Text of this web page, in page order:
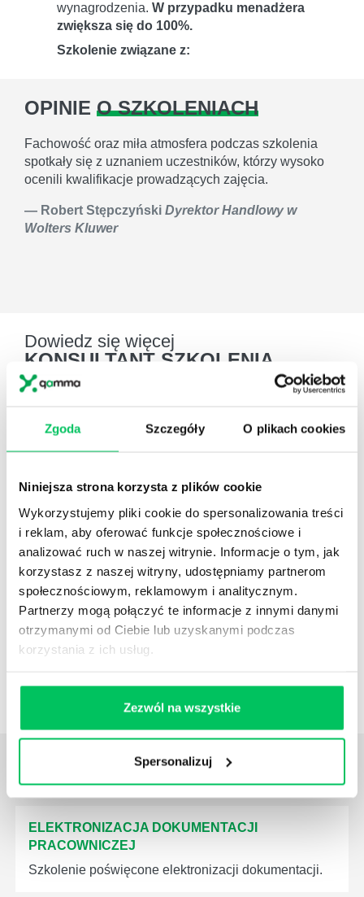
Zgoda Szczegóły O plikach cookies
Niniejsza strona korzysta z plików cookie
Wykorzystujemy pliki cookie do spersonalizowania treści
i reklam, aby oferować funkcje społecznościowe i
analizować ruch w naszej witrynie. Informacje o tym, jak
korzystasz z naszej witryny, udostępniamy partnerom
społecznościowym, reklamowym i analitycznym.
Partnerzy mogą połączyć te informacje z innymi danymi
otrzymanymi od Ciebie lub uzyskanymi podczas
korzystania z ich usług.
Zezwól na wszystkie
Spersonalizuj
wynagrodzenia. W przypadku menadżera
zwiększa się do 100%.
Szkolenie związane z:
OPINIE O SZKOLENIACH
Fachowość oraz miła atmosfera podczas szkolenia
spotkały się z uznaniem uczestników, którzy wysoko
ocenili kwalifikacje prowadzących zajęcia.
Robert Stępczyński Dyrektor Handlowy w
Wolters Kluwer
Dowiedz się więcej
KONSULTANT SZKOLENIA
ZOSTAW WIADOMOŚĆ KOSULTANTOWI
Justyna Baryła-Rychert
Project Manager
fax: 22 266 08 51
j.baryla@projektgamma.pl
ZOBACZ NAJBLIŻSZE SZKOLENIA -
HR, KADRY, PŁACE
ELEKTRONIZACJA DOKUMENTACJI
PRACOWNICZEJ
Szkolenie poświęcone elektronizacji dokumentacji.